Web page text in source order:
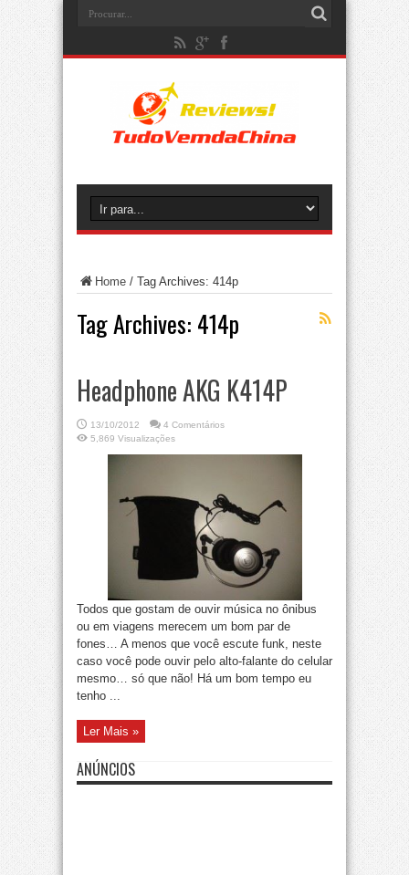
Home / Tag Archives: 414p
Tag Archives: 414p
Headphone AKG K414P
13/10/2012
4 Comentários
5,869 Visualizações
Todos que gostam de ouvir música no ônibus
ou em viagens merecem um bom par de
fones… A menos que você escute funk, neste
caso você pode ouvir pelo alto-falante do celular
mesmo… só que não! Há um bom tempo eu
tenho ...
Ler Mais »
ANÚNCIOS